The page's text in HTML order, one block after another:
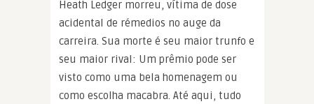
Heath Ledger morreu, vítima de dose
acidental de rémedios no auge da
carreira. Sua morte é seu maior trunfo e
seu maior rival: Um prêmio pode ser
visto como uma bela homenagem ou
como escolha macabra. Até aqui, tudo